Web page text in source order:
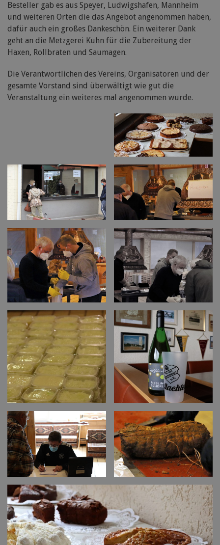
Besteller gab es aus Speyer, Ludwigshafen, Mannheim
und weiteren Orten die das Angebot angenommen haben,
dafür auch ein großes Dankeschön. Ein weiterer Dank
geht an die Metzgerei Kuhn für die Zubereitung der
Haxen, Rollbraten und Saumagen.
Die Verantwortlichen des Vereins, Organisatoren und der
gesamte Vorstand sind überwältigt wie gut die
Veranstaltung ein weiteres mal angenommen wurde.